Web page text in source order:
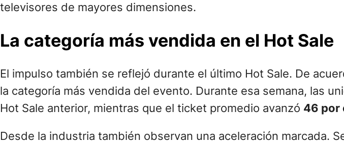
televisores de mayores dimensiones.
La categoría más vendida en el Hot Sale
El impulso también se reflejó durante el último Hot Sale. De
la categoría más vendida del evento. Durante esa semana, las
Hot Sale anterior, mientras que el ticket promedio avanzó 46 por
Desde la industria también observan una aceleración marcada.